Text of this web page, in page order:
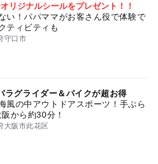
リジナルシールをプレゼント！！
い！パパママがお客さん役で体験で
ティビティも
守口市
ラグライダー＆バイクが超お得
風の中アウトドアスポーツ！手ぶら
から約30分！
大阪市此花区